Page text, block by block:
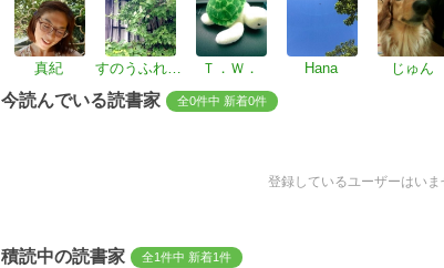
真紀 すのうふれいく Ｔ．Ｗ． Hana じゅん
今読んでいる読書家 全0件中 新着0件
登録しているユーザーはいま
積読中の読書家 全1件中 新着1件